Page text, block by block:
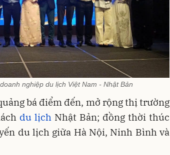
nghiệp du lịch Việt Nam - Nhật Bản
bá điểm đến, mở rộng thị trường
du lịch Nhật Bản; đồng thời thúc
du lịch giữa Hà Nội, Ninh Bình và